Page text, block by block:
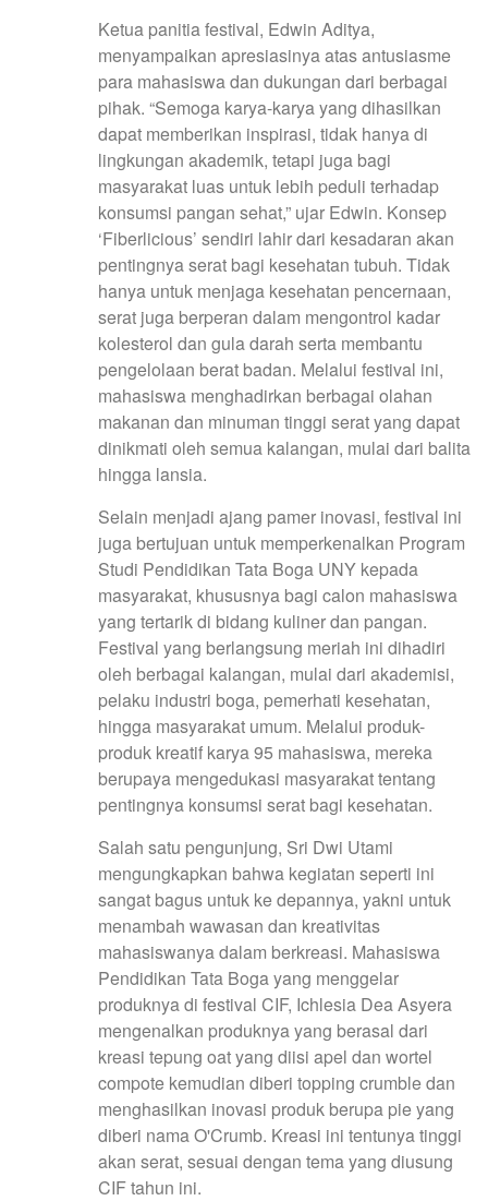
Ketua panitia festival, Edwin Aditya,
menyampaikan apresiasinya atas antusiasme
para mahasiswa dan dukungan dari berbagai
pihak. “Semoga karya-karya yang dihasilkan
dapat memberikan inspirasi, tidak hanya di
lingkungan akademik, tetapi juga bagi
masyarakat luas untuk lebih peduli terhadap
konsumsi pangan sehat,” ujar Edwin. Konsep
‘Fiberlicious’ sendiri lahir dari kesadaran akan
pentingnya serat bagi kesehatan tubuh. Tidak
hanya untuk menjaga kesehatan pencernaan,
serat juga berperan dalam mengontrol kadar
kolesterol dan gula darah serta membantu
pengelolaan berat badan. Melalui festival ini,
mahasiswa menghadirkan berbagai olahan
makanan dan minuman tinggi serat yang dapat
dinikmati oleh semua kalangan, mulai dari balita
hingga lansia.
Selain menjadi ajang pamer inovasi, festival ini
juga bertujuan untuk memperkenalkan Program
Studi Pendidikan Tata Boga UNY kepada
masyarakat, khususnya bagi calon mahasiswa
yang tertarik di bidang kuliner dan pangan.
Festival yang berlangsung meriah ini dihadiri
oleh berbagai kalangan, mulai dari akademisi,
pelaku industri boga, pemerhati kesehatan,
hingga masyarakat umum. Melalui produk-
produk kreatif karya 95 mahasiswa, mereka
berupaya mengedukasi masyarakat tentang
pentingnya konsumsi serat bagi kesehatan.
Salah satu pengunjung, Sri Dwi Utami
mengungkapkan bahwa kegiatan seperti ini
sangat bagus untuk ke depannya, yakni untuk
menambah wawasan dan kreativitas
mahasiswanya dalam berkreasi. Mahasiswa
Pendidikan Tata Boga yang menggelar
produknya di festival CIF, Ichlesia Dea Asyera
mengenalkan produknya yang berasal dari
kreasi tepung oat yang diisi apel dan wortel
compote kemudian diberi topping crumble dan
menghasilkan inovasi produk berupa pie yang
diberi nama O'Crumb. Kreasi ini tentunya tinggi
akan serat, sesuai dengan tema yang diusung
CIF tahun ini.